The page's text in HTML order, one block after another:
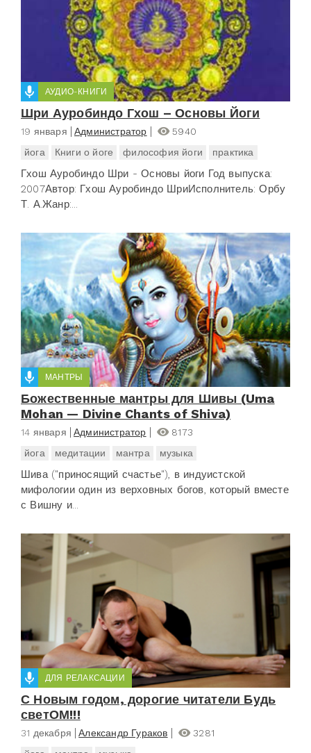
АУДИО-КНИГИ
Шри Ауробиндо Гхош – Основы Йоги
19 января Администратор
5940
йога
Книги о йоге философия йоги практика
Гхош Ауробиндо Шри - Основы йоги Год выпуска:
2007Автор: Гхош Ауробиндо ШриИсполнитель: Орбу
Т. А.Жанр:...
МАНТРЫ
Божественные мантры для Шивы (Uma
Mohan — Divine Chants of Shiva)
14 января Администратор
8173
йога
медитации мантра музыка
Шива ("приносящий счастье"), в индуистской
мифологии один из верховных богов, который вместе
с Вишну и...
ДЛЯ РЕЛАКСАЦИИ
С Новым годом, дорогие читатели Будь
светОМ!!!
31 декабря Александр Гураков
3281